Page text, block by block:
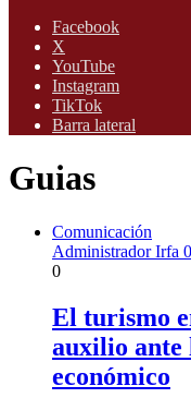
Facebook
X
YouTube
Instagram
TikTok
Barra lateral
Guias
Comunicación
Administrador Irfa
0
El turismo
auxilio ante
económico